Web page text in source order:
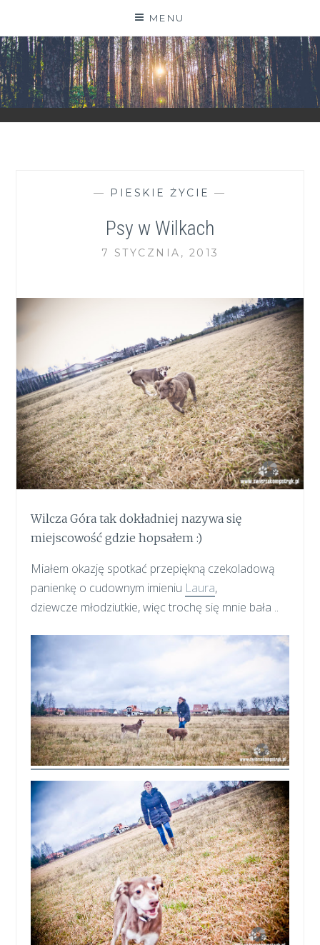
content
MENU
ZGRANESTADO.PL
FOTOGRAFICZNE ZAPISKI DNIA CODZIENNEGO
— PIESKIE ŻYCIE —
Psy w Wilkach
7 STYCZNIA, 2013
Wilcza Góra tak dokładniej nazywa się
miejscowość gdzie hopsałem :)
Miałem okazję spotkać przepiękną czekoladową
panienkę o cudownym imieniu Laura,
dziewcze młodziutkie, więc trochę się mnie bała ..